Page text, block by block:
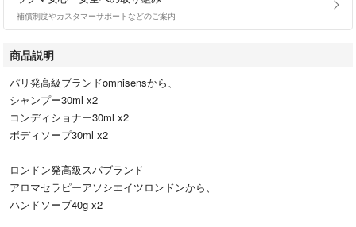
補償制度やカスタマーサポートなどのご案内
商品説明
パリ発高級ブランドomnisensから、
シャンプー30ml x2
コンディショナー30ml x2
ボディソープ30ml x2
ロンドン発高級スパブランド
アロマセラピーアソシエイツロンドンから、
ハンドソープ40g x2